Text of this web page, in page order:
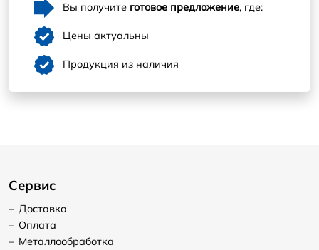
Вы получите готовое предложение, где:
Цены актуальны
Продукция из наличия
Сервис
– Доставка
– Оплата
– Металлообработка